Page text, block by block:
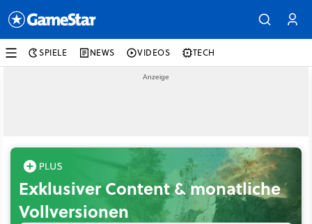
SPIELE NEWS VIDEOS TECH
Exklusiver Content & monatliche
Vollversionen